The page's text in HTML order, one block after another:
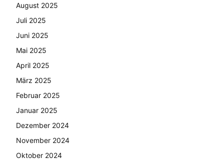
August 2025
Juli 2025
Juni 2025
Mai 2025
April 2025
März 2025
Februar 2025
Januar 2025
Dezember 2024
November 2024
Oktober 2024